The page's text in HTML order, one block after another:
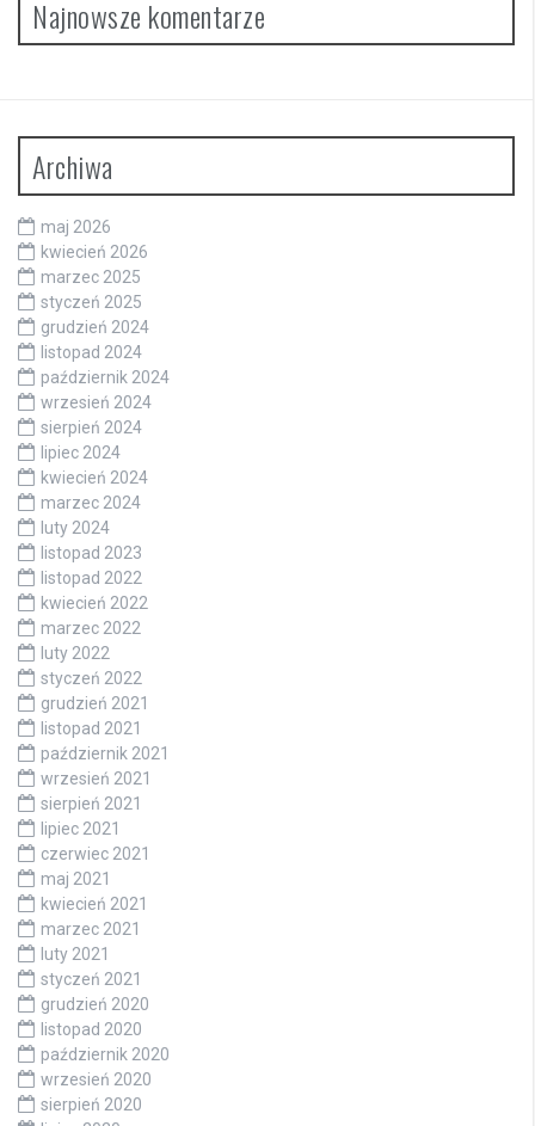
Najnowsze komentarze
Archiwa
maj 2026
kwiecień 2026
marzec 2025
styczeń 2025
grudzień 2024
listopad 2024
październik 2024
wrzesień 2024
sierpień 2024
lipiec 2024
kwiecień 2024
marzec 2024
luty 2024
listopad 2023
listopad 2022
kwiecień 2022
marzec 2022
luty 2022
styczeń 2022
grudzień 2021
listopad 2021
październik 2021
wrzesień 2021
sierpień 2021
lipiec 2021
czerwiec 2021
maj 2021
kwiecień 2021
marzec 2021
luty 2021
styczeń 2021
grudzień 2020
listopad 2020
październik 2020
wrzesień 2020
sierpień 2020